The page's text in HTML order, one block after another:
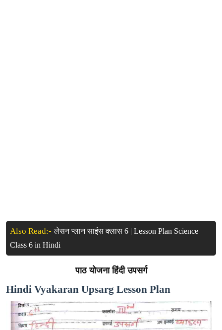
Also Read:- लेसन प्लान साइंस क्लास 6 | Lesson Plan Science
Class 6 in Hindi
पाठ योजना हिंदी उपसर्ग
Hindi Vyakaran Upsarg Lesson Plan